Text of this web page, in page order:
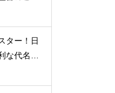
ター！日
な代名詞